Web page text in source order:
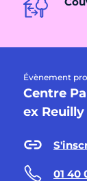
Évènement
Centre
ex Reuilly
01 40